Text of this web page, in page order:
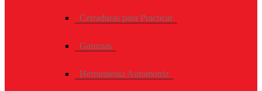
Cerraduras para Practicar
Ganzuas
Herramienta Automotriz